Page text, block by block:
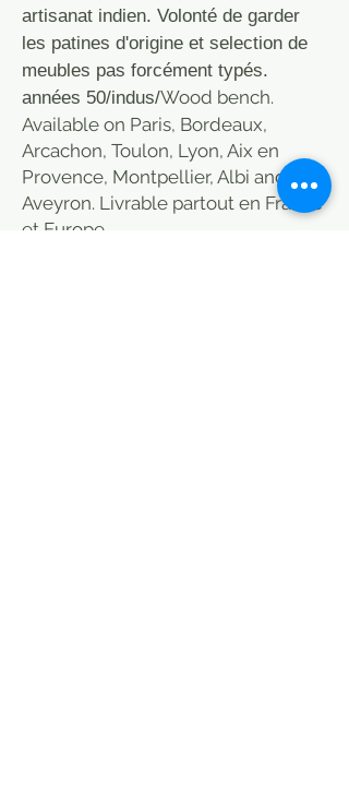
artisanat indien. Volonté de garder
les patines d'origine et selection de
meubles pas forcément typés.
années 50/indus/Wood bench.
Available on Paris, Bordeaux,
Arcachon, Toulon, Lyon, Aix en
Provence, Montpellier, Albi and
Aveyron. Livrable partout en France
et Europe.